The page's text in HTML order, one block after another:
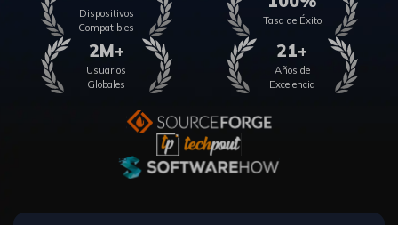
Dispositivos
Compatibles
Tasa de Éxito
2M+
Usuarios
Globales
21+
Años de
Excelencia